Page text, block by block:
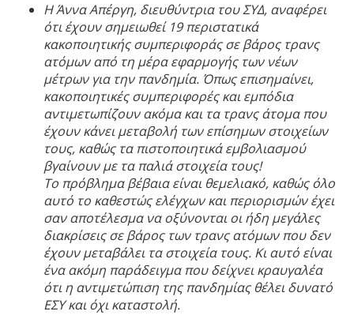
Η Άννα Απέργη, διευθύντρια του ΣΥΔ, αναφέρει
ότι έχουν σημειωθεί 19 περιστατικά
κακοποιητικής συμπεριφοράς σε βάρος τρανς
ατόμων από τη μέρα εφαρμογής των νέων
μέτρων για την πανδημία. Όπως επισημαίνει,
κακοποιητικές συμπεριφορές και εμπόδια
αντιμετωπίζουν ακόμα και τα τρανς άτομα που
έχουν κάνει μεταβολή των επίσημων στοιχείων
τους, καθώς τα πιστοποιητικά εμβολιασμού
βγαίνουν με τα παλιά στοιχεία τους!
Το πρόβλημα βέβαια είναι θεμελιακό, καθώς όλο
αυτό το καθεστώς ελέγχων και περιορισμών έχει
σαν αποτέλεσμα να οξύνονται οι ήδη μεγάλες
διακρίσεις σε βάρος των τρανς ατόμων που δεν
έχουν μεταβάλει τα στοιχεία τους. Κι αυτό είναι
ένα ακόμη παράδειγμα που δείχνει κραυγαλέα
ότι η αντιμετώπιση της πανδημίας θέλει δυνατό
ΕΣΥ και όχι καταστολή.